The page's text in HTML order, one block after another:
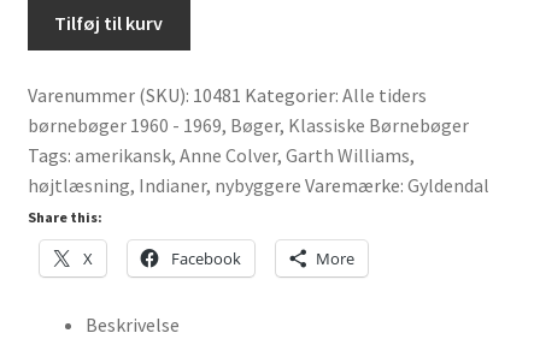
indianeren
Anne
Colver
antal
Tilføj til kurv
Varenummer (SKU): 10481 Kategorier: Alle tiders
børnebøger 1960 - 1969, Bøger, Klassiske Børnebøger
Tags: amerikansk, Anne Colver, Garth Williams,
højtlæsning, Indianer, nybyggere Varemærke: Gyldendal
Share this:
X Facebook More
Beskrivelse